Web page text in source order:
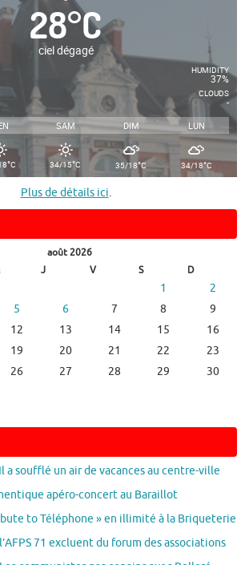
28°C
ciel dégagé
HUMIDITY
37%
CLOUDS
-
SAM DIM LUN
°C 34/15°C 35/18°C 34/18°C
Plus de détails ici.
août 2026
J V S D
1
2
5 6 7 8
9
12 13 14 15
16
19 20 21 22
23
26 27 28 29
30
a soufflé un air de vacances au centre-ville
apéro-concert au Baraillot
to Téléphone » en illimité à la Briqueterie
71 excluent du forum des associations